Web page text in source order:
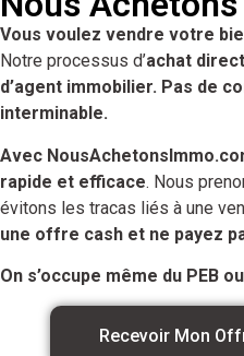
Vous voulez vendre votre
Notre processus d’achat direct
d’agent immobilier. Pas de
interminable.
Avec
rapide et efficace. Nous
évitons les tracas liés à une
une offre cash et ne payez
On s’occupe même du PEB
Recevoir Mon